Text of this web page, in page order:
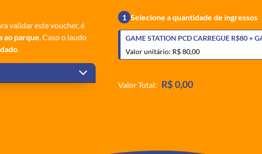
validar este voucher, é
ao parque. Caso o laudo
.
1 Selecione a quantidade de ingressos
GAME STATION PCD CARREGUE R$80 +
Valor unitário: R$ 80,00
Valor Total: R$ 0,00